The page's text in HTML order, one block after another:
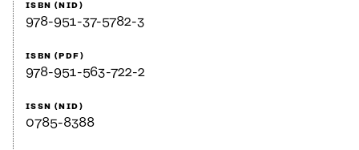
ISBN (NID)
978-951-37-5782-3
ISBN (PDF)
978-951-563-722-2
ISSN (NID)
0785-8388